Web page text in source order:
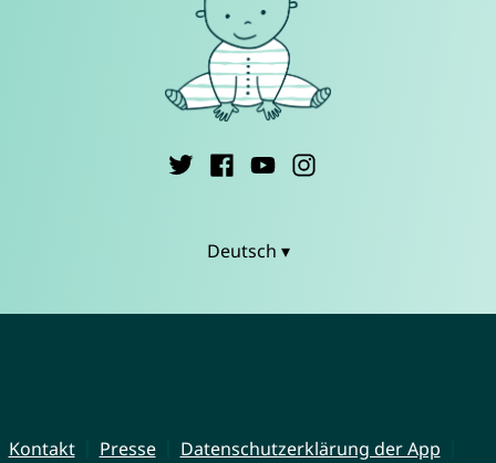
Deutsch ▾
Kontakt Presse
Datenschutzerklärung der App